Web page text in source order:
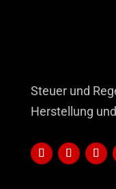
Steuer und
Herstellung